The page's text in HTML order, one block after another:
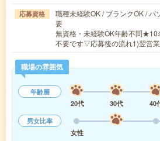
応募資格
職種未経験OK / ブランクOK / パ
要
無資格・未経験OK年齢不問
不要です▽応募後の流れ1)翌営
職場の雰囲気
年齢層
20代
30代 40
男女比率
女性